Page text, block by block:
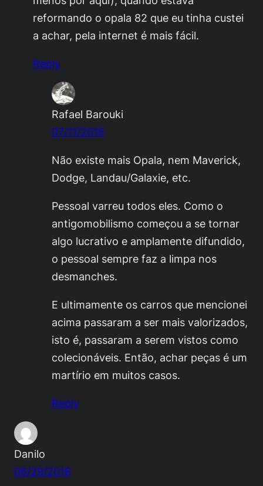
reformando o opala 82 que eu tinha custei
a achar, pela internet é mais fácil.
Reply
Rafael Barouki
07/11/2016
Não existe mais Opala, nem Maverick,
Dodge, Landau/Galaxie, etc.
Pessoal varreu todos eles. Como o
antigomobilismo começou a se tornar
algo lucrativo e amplamente difundido,
o pessoal sempre faz a limpa nos
desmanches.
E ultimamente os carros que mencionei
acima passaram a ser mais valorizados,
isto é, passaram a serem vistos como
colecionáveis. Então, achar peças é um
martírio em muitos casos.
Reply
Danilo
06/29/2016